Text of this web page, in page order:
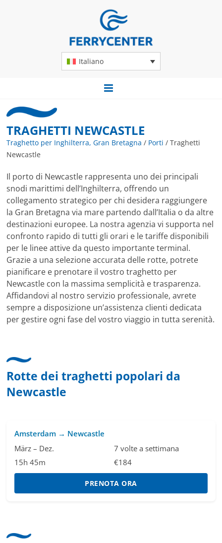
Italiano
TRAGHETTI NEWCASTLE
Traghetto per Inghilterra, Gran Bretagna / Porti /Traghetti
Newcastle
Il porto di Newcastle rappresenta uno dei principali
snodi marittimi dell’Inghilterra, offrendo un
collegamento strategico per chi desidera raggiungere
la Gran Bretagna via mare partendo dall’Italia o da altre
destinazioni europee. La nostra agenzia vi supporta nel
confronto rapido di tutti gli orari e le tariffe disponibili
per le linee attive da questo importante terminal.
Grazie a una selezione accurata delle rotte, potrete
pianificare e prenotare il vostro traghetto per
Newcastle con la massima semplicità e trasparenza.
Affidandovi al nostro servizio professionale, avrete
sempre a disposizione un’assistenza clienti dedicata
per gestire ogni fase del vostro viaggio in tutta serenità.
Rotte dei traghetti popolari da
Newcastle
Amsterdam → Newcastle
März – Dez.
7 volte a settimana
15h 45m
€184
PRENOTA ORA